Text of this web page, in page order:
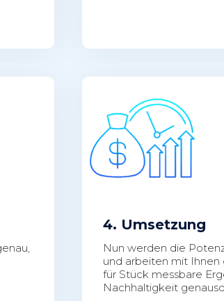
4. Umsetzung
Nun werden die
und arbeiten mit
für Stück messbare
Nachhaltigkeit